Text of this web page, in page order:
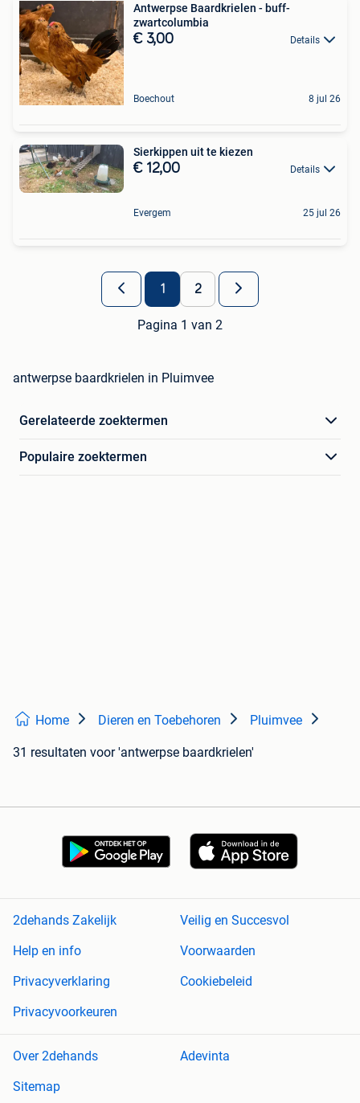
Antwerpse Baardkrielen - buff-
zwartcolumbia
€ 3,00 Details
Boechout 8 jul 26
Sierkippen uit te kiezen
€ 12,00 Details
Evergem 25 jul 26
1 2
Pagina 1 van 2
antwerpse baardkrielen in Pluimvee
Gerelateerde zoektermen
Populaire zoektermen
Home Dieren en Toebehoren Pluimvee
31 resultaten voor 'antwerpse baardkrielen'
2dehands Zakelijk
Veilig en Succesvol
Help en info
Voorwaarden
Privacyverklaring
Cookiebeleid
Privacyvoorkeuren
Over 2dehands
Adevinta
Sitemap